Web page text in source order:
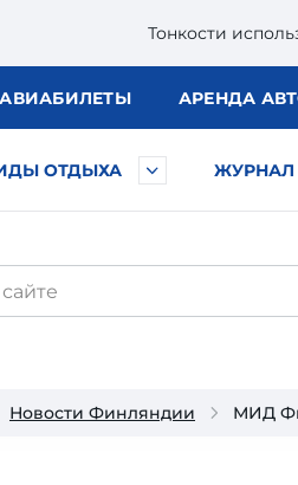
Тонкости
АВИАБИЛЕТЫ АРЕНДА
ОТДЫХА ЖУРНАЛ
Новости Финляндии МИД